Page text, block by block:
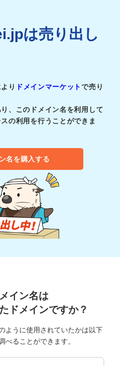
は売り出し
り ドメインマーケットで売り
、このドメイン名を利用して
の利用を行うことができま
名を購入する
イン名は
ドメインですか？
ように使用されていたかは以下
べることができます。